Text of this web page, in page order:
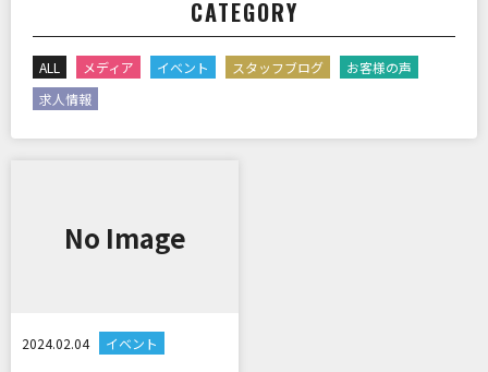
CATEGORY
ALL メディア イベント スタッフブログ
お客様の声
求人情報
No Image
2024.02.04 イベント